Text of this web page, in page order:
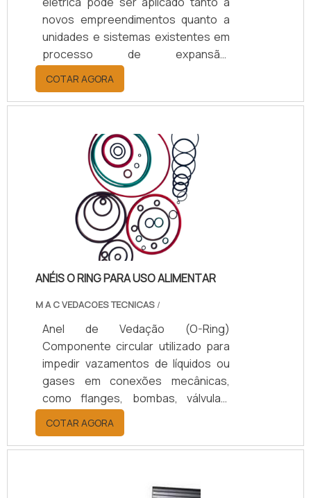
novos empreendimentos quanto a
unidades e sistemas existentes em
processo de expansão,
modernização ou ajuste. Dispondo
dos mais modernos equipamentos
de termografia e contando com
profissionais oferece a seus
clientes: Em Instalações Elétricas;
Máquinas; Subestações; Cabos e
Conexões; Painéis e Cubículos;
Barramentos;
Transformadores.SAIBA MAIS
DETALHES SOBRE O PROCESSOO
comissionamento é, na realidade,
um.
COTAR AGORA
ANÉIS O RING PARA USO ALIMENTAR
M A C VEDACOES TECNICAS /
Anel de Vedação (O-Ring)
Componente circular utilizado para
impedir vazamentos de líquidos ou
gases em conexões mecânicas,
como flanges, bombas, válvulas,
cilindros pneumáticos e hidráulicos.
Fabricado em diferentes
elastômeros (NBR, Viton, EPDM,
ampla faixa de resistência química,
COTAR AGORA